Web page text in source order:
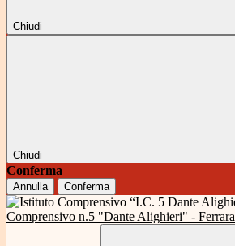
Chiudi
Chiudi
Conferma
Annulla Conferma
Comprensivo n.5 "Dante Alighieri" - Ferrara